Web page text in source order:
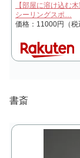
【部屋に溶け込む
シーリングスポ…
価格：11000円（
書斎